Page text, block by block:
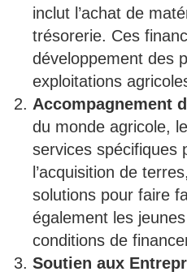
inclut l’achat de
trésorerie. Ces
développement des
exploitations
Accompagnement
du monde agricole,
services spécifiques
l’acquisition de
solutions pour faire
également les
conditions de
Soutien aux